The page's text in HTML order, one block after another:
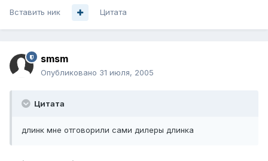
Вставить ник Цитата
smsm
Опубликовано 31 июля, 2005
Цитата
длинк мне отговорили сами дилеры длинка